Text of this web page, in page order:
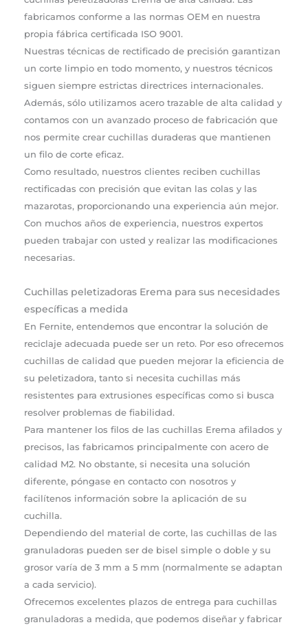
fabricamos conforme a las normas OEM en nuestra
propia fábrica certificada ISO 9001.
Nuestras técnicas de rectificado de precisión garantizan
un corte limpio en todo momento, y nuestros técnicos
siguen siempre estrictas directrices internacionales.
Además, sólo utilizamos acero trazable de alta calidad y
contamos con un avanzado proceso de fabricación que
nos permite crear cuchillas duraderas que mantienen
un filo de corte eficaz.
Como resultado, nuestros clientes reciben cuchillas
rectificadas con precisión que evitan las colas y las
mazarotas, proporcionando una experiencia aún mejor.
Con muchos años de experiencia, nuestros expertos
pueden trabajar con usted y realizar las modificaciones
necesarias.
Cuchillas peletizadoras Erema para sus necesidades
específicas a medida
En Fernite, entendemos que encontrar la solución de
reciclaje adecuada puede ser un reto. Por eso ofrecemos
cuchillas de calidad que pueden mejorar la eficiencia de
su peletizadora, tanto si necesita cuchillas más
resistentes para extrusiones específicas como si busca
resolver problemas de fiabilidad.
Para mantener los filos de las cuchillas Erema afilados y
precisos, las fabricamos principalmente con acero de
calidad M2. No obstante, si necesita una solución
diferente, póngase en contacto con nosotros y
facilítenos información sobre la aplicación de su
cuchilla.
Dependiendo del material de corte, las cuchillas de las
granuladoras pueden ser de bisel simple o doble y su
grosor varía de 3 mm a 5 mm (normalmente se adaptan
a cada servicio).
Ofrecemos excelentes plazos de entrega para cuchillas
granuladoras a medida, que podemos diseñar y fabricar